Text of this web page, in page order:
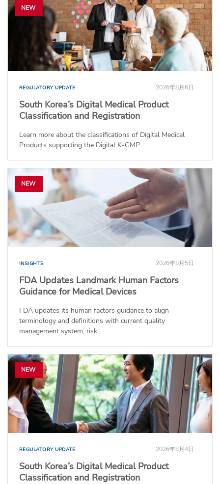
NEW
REGULATORY UPDATE 2026年8月6日
South Korea’s Digital Medical Product
Classification and Registration
Learn more about the classifications of Digital Medical
Products supporting the Digital K-GMP.
NEW
INSIGHTS 2026年8月5日
FDA Updates Landmark Human Factors
Guidance for Medical Devices
FDA updates its human factors guidance to align
terminology and definitions with current quality
management system, risk...
NEW
REGULATORY UPDATE 2026年8月4日
South Korea’s Digital Medical Product
Classification and Registration